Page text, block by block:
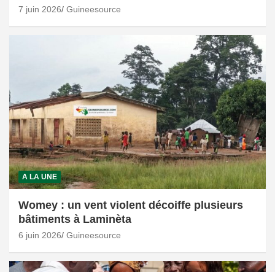
7 juin 2026 Guineesource
A LA UNE
Womey : un vent violent décoiffe plusieurs
bâtiments à Laminèta
6 juin 2026 Guineesource